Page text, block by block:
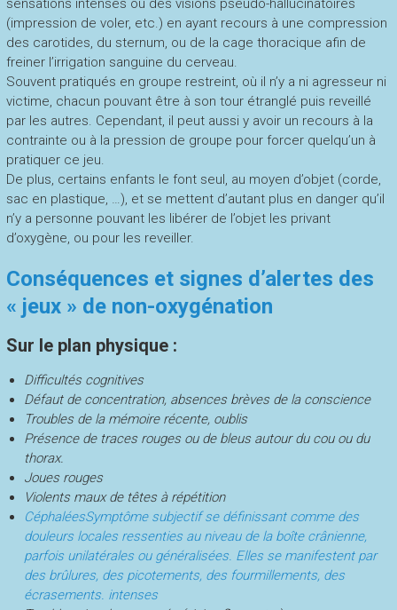
sensations intenses ou des visions pseudo-hallucinatoires
(impression de voler, etc.) en ayant recours à une compression
des carotides, du sternum, ou de la cage thoracique afin de
freiner l’irrigation sanguine du cerveau.
Souvent pratiqués en groupe restreint, où il n’y a ni agresseur ni
victime, chacun pouvant être à son tour étranglé puis reveillé
par les autres. Cependant, il peut aussi y avoir un recours à la
contrainte ou à la pression de groupe pour forcer quelqu’un à
pratiquer ce jeu.
De plus, certains enfants le font seul, au moyen d’objet (corde,
sac en plastique, …), et se mettent d’autant plus en danger qu’il
n’y a personne pouvant les libérer de l’objet les privant
d’oxygène, ou pour les reveiller.
Conséquences et signes d’alertes des
« jeux » de non-oxygénation
Sur le plan physique :
Difficultés cognitives
Défaut de concentration, absences brèves de la conscience
Troubles de la mémoire récente, oublis
Présence de traces rouges ou de bleus autour du cou ou du
thorax.
Joues rouges
Violents maux de têtes à répétition
CéphaléesSymptôme subjectif se définissant comme des
douleurs locales ressenties au niveau de la boîte crânienne,
parfois unilatérales ou généralisées. Elles se manifestent par
des brûlures, des picotements, des fourmillements, des
écrasements. intenses